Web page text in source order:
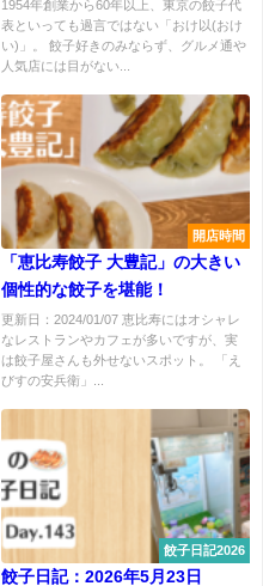
1954年創業から60年以上、東京の餃子代
表といっても過言ではない「おけ以(おけ
い)」。 餃子好きのみならず、グルメ通や
人気店には目がない...
開店時間
「恵比寿餃子 大豊記」の大きい
個性的な餃子を堪能！
更新日：2024/01/07 恵比寿にはオシャレ
なレストランやカフェが多いですが、実
は餃子屋さんも外せないスポット。 「え
びすの安兵衛」...
餃子日記2026
餃子日記：2026年5月23日